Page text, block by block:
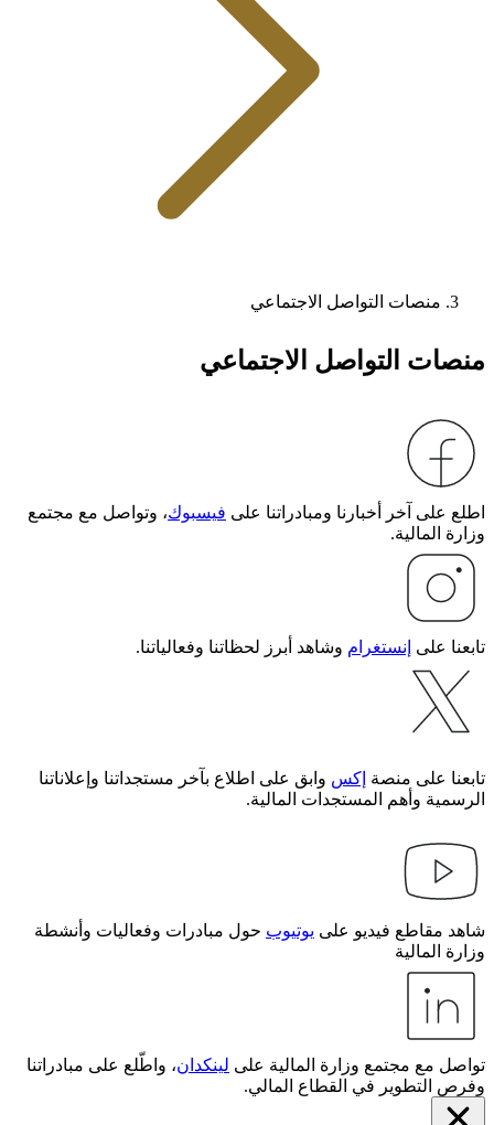
منصات التواصل الاجتماعي
منصات التواصل الاجتماعي
اطلع على آخر أخبارنا ومبادراتنا على فيسبوك، وتواصل مع مجتمع
وزارة المالية.
تابعنا على إنستغرام وشاهد أبرز لحظاتنا وفعالياتنا.
تابعنا على منصة إكس وابق على اطلاع بآخر مستجداتنا وإعلاناتنا
الرسمية وأهم المستجدات المالية.
شاهد مقاطع فيديو على يوتيوب حول مبادرات وفعاليات وأنشطة
وزارة المالية
تواصل مع مجتمع وزارة المالية على لينكدان، واطّلع على مبادراتنا
وفرص التطوير في القطاع المالي.